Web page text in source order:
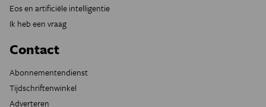
Eos en artificiële intelligentie
Ik heb een vraag
Contact
Abonnementendienst
Tijdschriftenwinkel
Adverteren